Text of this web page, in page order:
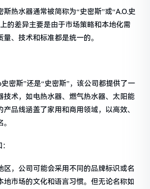
热水器通常被简称为“史密斯”或“A.O.史
的差异主要是由于市场策略和本地化需
、技术和标准都是统一的。
密斯”还是“史密斯”，该公司都提供了一
技术，如电热水器、燃气热水器、太阳能
品线涵盖了家用和商用领域，以高效、
区，公司可能会采用不同的品牌标识或名
地市场的文化和语言习惯。但无论名称如